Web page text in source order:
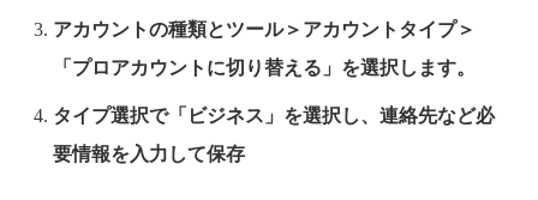
アカウントの種類とツール＞アカウントタイプ＞
「プロアカウントに切り替える」を選択します。
タイプ選択で「ビジネス」を選択し、連絡先など必
要情報を入力して保存